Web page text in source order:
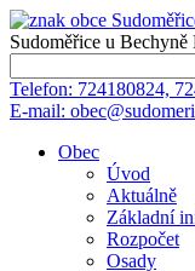
Sudoměřice u Bechyně
Telefon: 724180824,
E-mail:
Obec
Úvod
Aktuálně
Základní
Rozpočet
Osady